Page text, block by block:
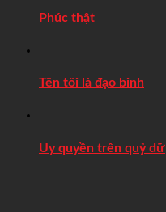
Phúc thật
Tên tôi là đạo binh
Uy quyền trên quỷ dữ